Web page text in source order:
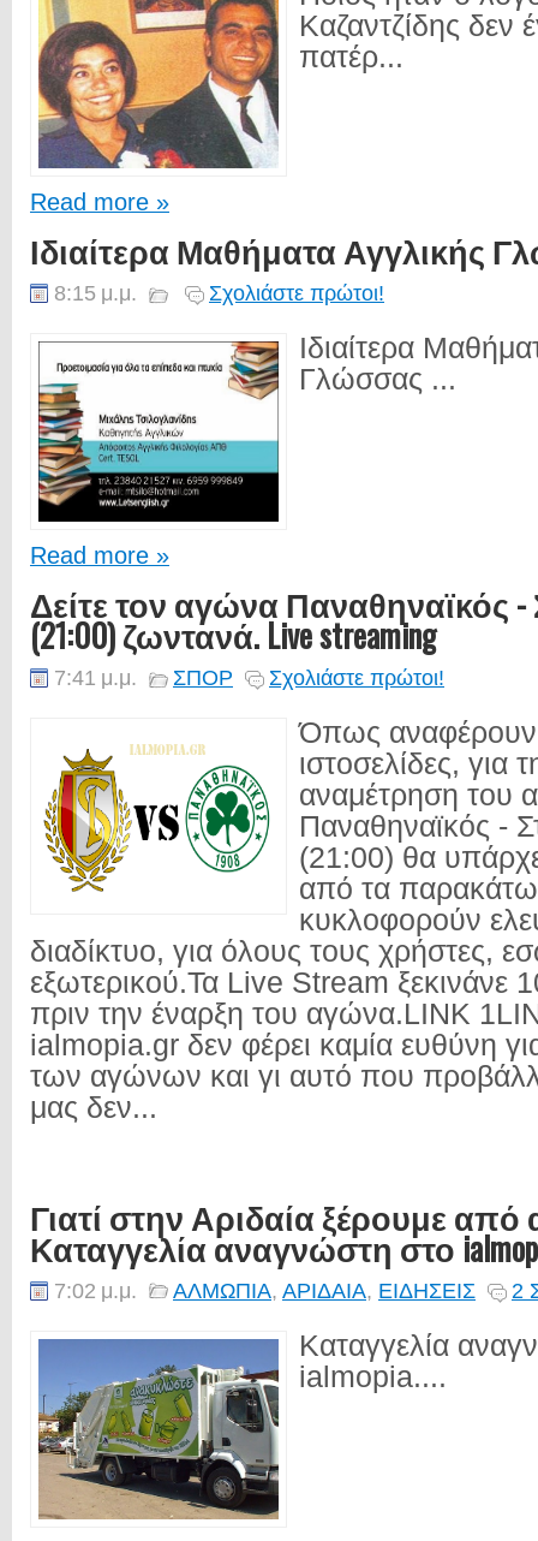
Καζαντζίδης δεν
πατέρ...
Read more »
Ιδιαίτερα Μαθήματα Αγγλικής
8:15 μ.μ. Σχολιάστε πρώτοι!
Ιδιαίτερα
Γλώσσας ...
Read more »
Δείτε τον αγώνα Παναθηναϊκός -
(21:00) ζωντανά. Live streaming
7:41 μ.μ. ΣΠΟΡ Σχολιάστε πρώτοι!
Όπως αναφέρουν
ιστοσελίδες, για
αναμέτρηση του
Παναθηναϊκός -
(21:00) θα
από τα
κυκλοφορούν
διαδίκτυο, για όλους τους χρήστες,
εξωτερικού.Τα Live Stream ξεκινάνε
πριν την έναρξη του αγώνα.LINK
ialmopia.gr δεν φέρει καμία ευθύνη
των αγώνων και γι αυτό που
μας δεν...
Γιατί στην Αριδαία ξέρουμε
Καταγγελία αναγνώστη στο
7:02 μ.μ. ΑΛΜΩΠΙΑ, ΑΡΙΔΑΙΑ, ΕΙΔΗΣΕΙΣ 2
Καταγγελία
ialmopia....